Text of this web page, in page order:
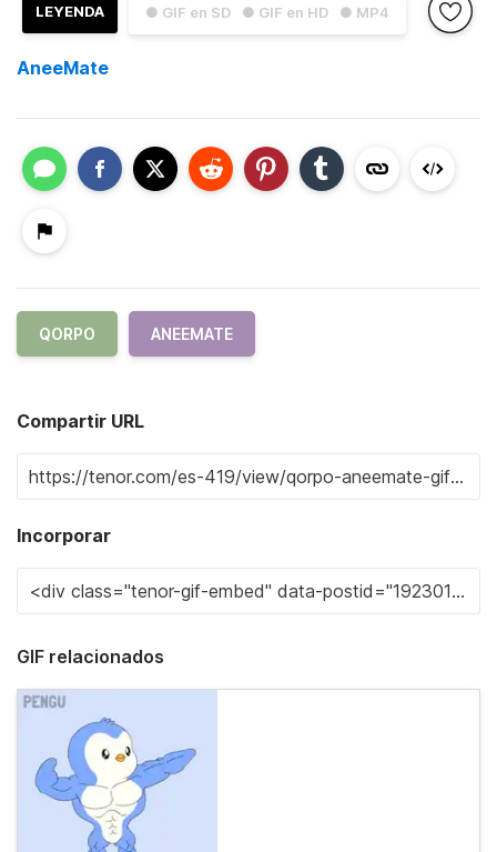
● GIF en SD ● GIF en HD ● MP4
LEYENDA
AneeMate
QORPO ANEEMATE
Compartir URL
Incorporar
GIF relacionados